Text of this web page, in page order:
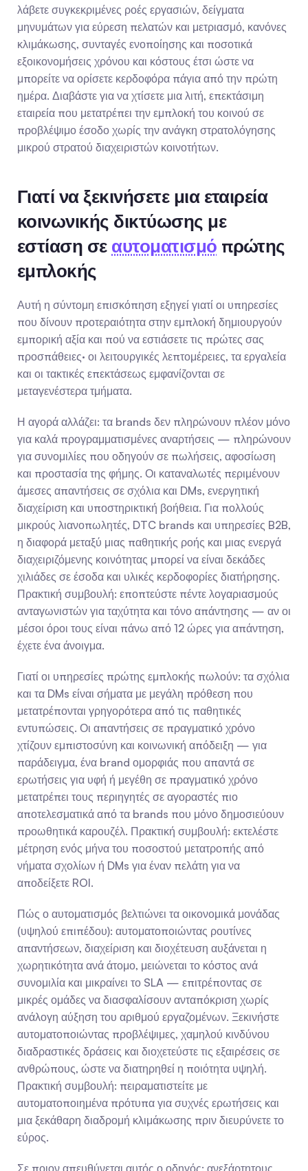
λάβετε συγκεκριμένες ροές εργασιών, δείγματα
μηνυμάτων για εύρεση πελατών και μετριασμό, κανόνες
κλιμάκωσης, συνταγές ενοποίησης και ποσοτικά
εξοικονομήσεις χρόνου και κόστους έτσι ώστε να
μπορείτε να ορίσετε κερδοφόρα πάγια από την πρώτη
ημέρα. Διαβάστε για να χτίσετε μια λιτή, επεκτάσιμη
εταιρεία που μετατρέπει την εμπλοκή του κοινού σε
προβλέψιμο έσοδο χωρίς την ανάγκη στρατολόγησης
μικρού στρατού διαχειριστών κοινοτήτων.
Γιατί να ξεκινήσετε μια εταιρεία
κοινωνικής δικτύωσης με
εστίαση σε αυτοματισμό πρώτης
εμπλοκής
Αυτή η σύντομη επισκόπηση εξηγεί γιατί οι υπηρεσίες
που δίνουν προτεραιότητα στην εμπλοκή δημιουργούν
εμπορική αξία και πού να εστιάσετε τις πρώτες σας
προσπάθειες· οι λειτουργικές λεπτομέρειες, τα εργαλεία
και οι τακτικές επεκτάσεως εμφανίζονται σε
μεταγενέστερα τμήματα.
Η αγορά αλλάζει: τα brands δεν πληρώνουν πλέον μόνο
για καλά προγραμματισμένες αναρτήσεις — πληρώνουν
για συνομιλίες που οδηγούν σε πωλήσεις, αφοσίωση
και προστασία της φήμης. Οι καταναλωτές περιμένουν
άμεσες απαντήσεις σε σχόλια και DMs, ενεργητική
διαχείριση και υποστηρικτική βοήθεια. Για πολλούς
μικρούς λιανοπωλητές, DTC brands και υπηρεσίες B2B,
η διαφορά μεταξύ μιας παθητικής ροής και μιας ενεργά
διαχειριζόμενης κοινότητας μπορεί να είναι δεκάδες
χιλιάδες σε έσοδα και υλικές κερδοφορίες διατήρησης.
Πρακτική συμβουλή: εποπτεύστε πέντε λογαριασμούς
ανταγωνιστών για ταχύτητα και τόνο απάντησης — αν οι
μέσοι όροι τους είναι πάνω από 12 ώρες για απάντηση,
έχετε ένα άνοιγμα.
Γιατί οι υπηρεσίες πρώτης εμπλοκής πωλούν: τα σχόλια
και τα DMs είναι σήματα με μεγάλη πρόθεση που
μετατρέπονται γρηγορότερα από τις παθητικές
εντυπώσεις. Οι απαντήσεις σε πραγματικό χρόνο
χτίζουν εμπιστοσύνη και κοινωνική απόδειξη — για
παράδειγμα, ένα brand ομορφιάς που απαντά σε
ερωτήσεις για υφή ή μεγέθη σε πραγματικό χρόνο
μετατρέπει τους περιηγητές σε αγοραστές πιο
αποτελεσματικά από τα brands που μόνο δημοσιεύουν
προωθητικά καρουζέλ. Πρακτική συμβουλή: εκτελέστε
μέτρηση ενός μήνα του ποσοστού μετατροπής από
νήματα σχολίων ή DMs για έναν πελάτη για να
αποδείξετε ROI.
Πώς ο αυτοματισμός βελτιώνει τα οικονομικά μονάδας
(υψηλού επιπέδου): αυτοματοποιώντας ρουτίνες
απαντήσεων, διαχείριση και διοχέτευση αυξάνεται η
χωρητικότητα ανά άτομο, μειώνεται το κόστος ανά
συνομιλία και μικραίνει το SLA — επιτρέποντας σε
μικρές ομάδες να διασφαλίσουν ανταπόκριση χωρίς
ανάλογη αύξηση του αριθμού εργαζομένων. Ξεκινήστε
αυτοματοποιώντας προβλέψιμες, χαμηλού κινδύνου
διαδραστικές δράσεις και διοχετεύστε τις εξαιρέσεις σε
ανθρώπους, ώστε να διατηρηθεί η ποιότητα υψηλή.
Πρακτική συμβουλή: πειραματιστείτε με
αυτοματοποιημένα πρότυπα για συχνές ερωτήσεις και
μια ξεκάθαρη διαδρομή κλιμάκωσης πριν διευρύνετε το
εύρος.
Σε ποιον απευθύνεται αυτός ο οδηγός: ανεξάρτητους